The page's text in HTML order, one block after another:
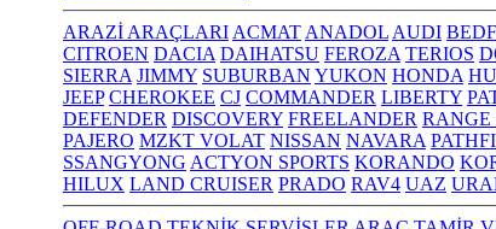
ARAZİ ARAÇLARI ACMAT ANADOL AUDI
CITROEN DACIA DAIHATSU FEROZA TERIOS
SIERRA JIMMY SUBURBAN YUKON HONDA
JEEP CHEROKEE CJ COMMANDER LIBERTY
DEFENDER DISCOVERY FREELANDER RANGE
PAJERO MZKT VOLAT NISSAN NAVARA
SSANGYONG ACTYON SPORTS KORANDO
HILUX LAND CRUISER PRADO RAV4 UAZ